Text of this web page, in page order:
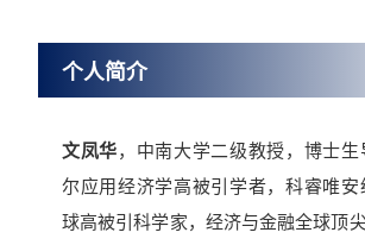
个人简介
文凤华，中南大学二级教授，博士生
尔应用经济学高被引学者，科睿唯安
球高被引科学家，经济与金融全球顶